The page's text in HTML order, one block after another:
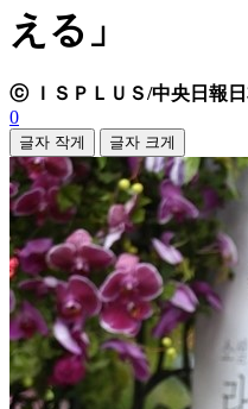
える」
ⓒ ＩＳＰＬＵＳ/中央日報
0
글자 작게 글자 크게